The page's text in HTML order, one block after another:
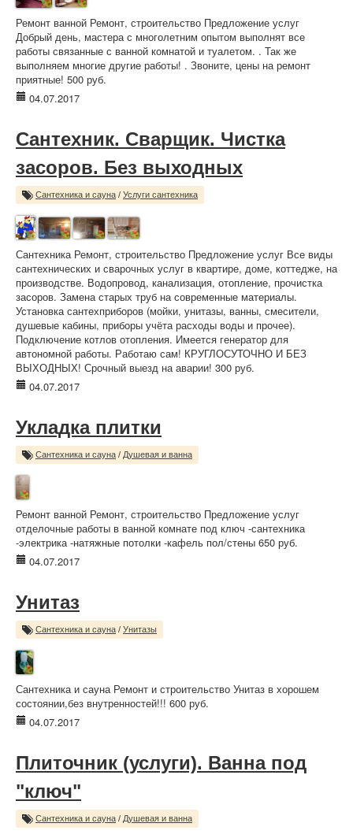
Ремонт ванной Ремонт, строительство Предложение услуг
Добрый день, мастера с многолетним опытом выполнят все
работы связанные с ванной комнатой и туалетом. . Так же
выполняем многие другие работы! . Звоните, цены на ремонт
приятные! 500 руб.
04.07.2017
Сантехник. Сварщик. Чистка
засоров. Без выходных
Сантехника и сауна / Услуги сантехника
Сантехника Ремонт, строительство Предложение услуг Все виды
сантехнических и сварочных услуг в квартире, доме, коттедже, на
производстве. Водопровод, канализация, отопление, прочистка
засоров. Замена старых труб на современные материалы.
Установка сантехприборов (мойки, унитазы, ванны, смесители,
душевые кабины, приборы учёта расходы воды и прочее).
Подключение котлов отопления. Имеется генератор для
автономной работы. Работаю сам! КРУГЛОСУТОЧНО И БЕЗ
ВЫХОДНЫХ! Срочный выезд на аварии! 300 руб.
04.07.2017
Укладка плитки
Сантехника и сауна / Душевая и ванна
Ремонт ванной Ремонт, строительство Предложение услуг
отделочные работы в ванной комнате под ключ -сантехника
-электрика -натяжные потолки -кафель пол/стены 650 руб.
04.07.2017
Унитаз
Сантехника и сауна / Унитазы
Сантехника и сауна Ремонт и строительство Унитаз в хорошем
состоянии,без внутренностей!!! 600 руб.
04.07.2017
Плиточник (услуги). Ванна под
"ключ"
Сантехника и сауна / Душевая и ванна